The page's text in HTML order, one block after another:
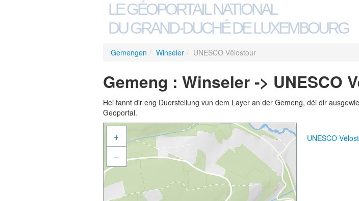
LE GÉOPORTAIL NATIONAL
DU GRAND-DUCHÉ DE LUXEMBOURG
Gemengen / Winseler / UNESCO Vëlostour
Gemeng : Winseler -> UNESCO
Hei fannt dir eng Duerstellung vun dem Layer an der Gemeng, déi dir
Geoportal.
+
–
UNESCO